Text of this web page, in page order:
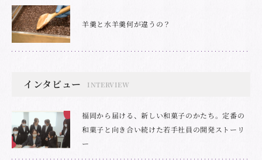
羊羹と水羊羹何が違うの？
インタビュー INTERVIEW
福岡から届ける、新しい和菓子のかたち。定番の
和菓子と向き合い続けた若手社員の開発ストーリ
ー